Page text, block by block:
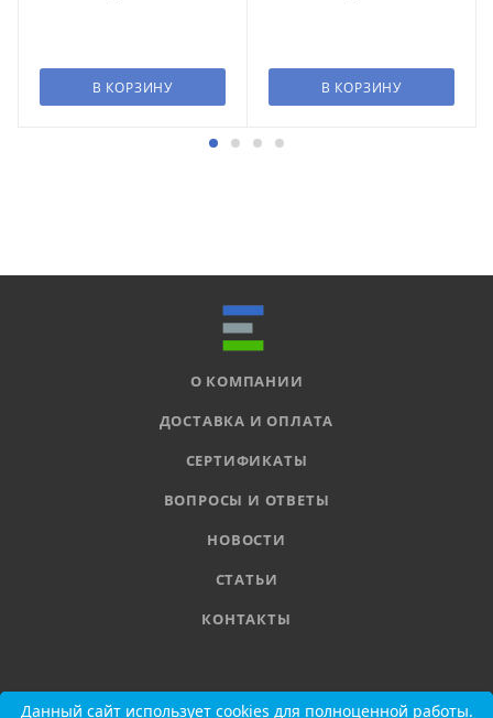
В КОРЗИНУ В КОРЗИНУ
О КОМПАНИИ
ДОСТАВКА И ОПЛАТА
СЕРТИФИКАТЫ
ВОПРОСЫ И ОТВЕТЫ
НОВОСТИ
СТАТЬИ
КОНТАКТЫ
8 800 555-11-78
Данный сайт использует cookies для полноценной работы.
Данный сайт использует cookies для полноценной работы.